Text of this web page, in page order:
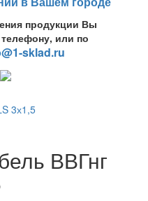
продукции Вы
или по
sklad.ru
3х1,5
ВВГнг